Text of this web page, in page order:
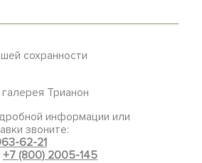
сохранности
Трианон
информации или
звоните:
62-21
+7 (800) 2005-145